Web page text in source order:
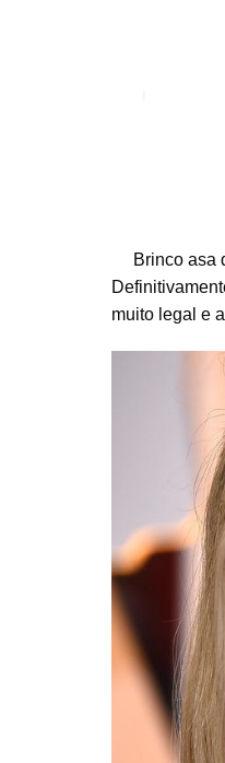
Brinco asa
muito legal e